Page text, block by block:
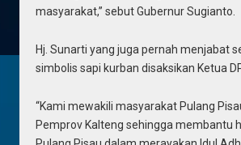
masyarakat,” sebut Gubernur Sugianto.
Hj. Sunarti yang juga pernah menjabat
simbolis sapi kurban disaksikan Ketua
“Kami mewakili masyarakat Pulang
Pemprov Kalteng sehingga membantu